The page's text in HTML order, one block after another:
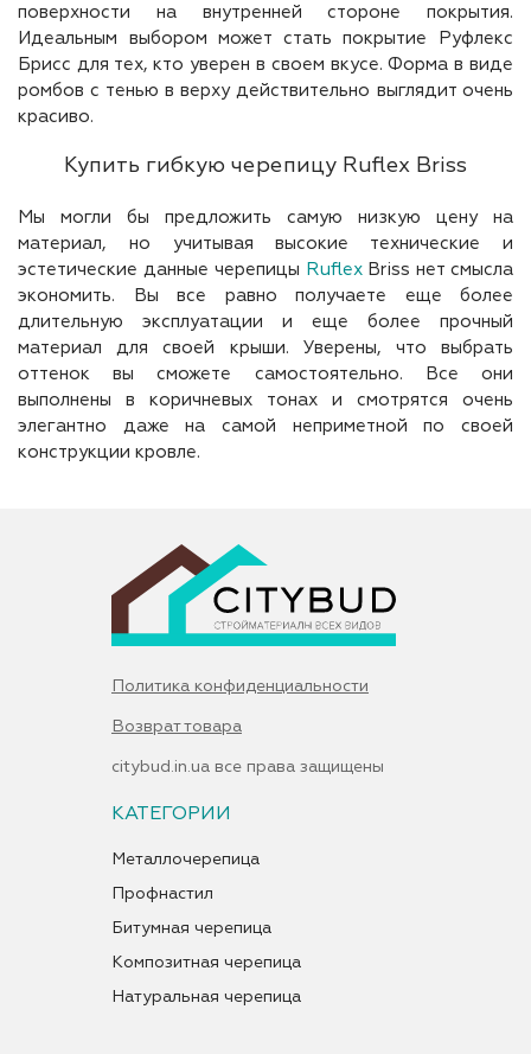
поверхности на внутренней стороне покрытия.
Идеальным выбором может стать покрытие Руфлекс
Брисс для тех, кто уверен в своем вкусе. Форма в виде
ромбов с тенью в верху действительно выглядит очень
красиво.
Купить гибкую черепицу Ruflex Briss
Мы могли бы предложить самую низкую цену на
материал, но учитывая высокие технические и
эстетические данные черепицы RuflexBriss нет смысла
экономить. Вы все равно получаете еще более
длительную эксплуатации и еще более прочный
материал для своей крыши. Уверены, что выбрать
оттенок вы сможете самостоятельно. Все они
выполнены в коричневых тонах и смотрятся очень
элегантно даже на самой неприметной по своей
конструкции кровле.
Политика конфиденциальности
Возврат товара
citybud.in.ua все права защищены
КАТЕГОРИИ
Металлочерепица
Профнастил
Битумная черепица
Композитная черепица
Натуральная черепица